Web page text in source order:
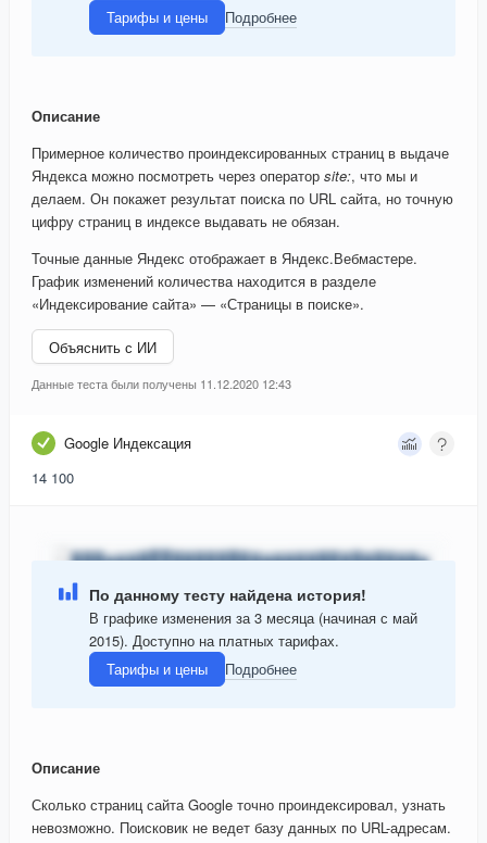
Тарифы и цены
Подробнее
Описание
Примерное количество проиндексированных страниц в выдаче
Яндекса можно посмотреть через оператор site:, что мы и
делаем. Он покажет результат поиска по URL сайта, но точную
цифру страниц в индексе выдавать не обязан.
Точные данные Яндекс отображает в Яндекс.Вебмастере.
График изменений количества находится в разделе
«Индексирование сайта» — «Страницы в поиске».
Объяснить с ИИ
Данные теста были получены 11.12.2020 12:43
Google Индексация
14 100
По данному тесту найдена история!
В графике изменения за 3 месяца (начиная с май
2015). Доступно на платных тарифах.
Тарифы и цены
Подробнее
Описание
Сколько страниц сайта Google точно проиндексировал, узнать
невозможно. Поисковик не ведет базу данных по URL-адресам.